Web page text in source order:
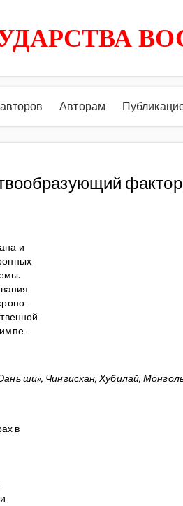
Авторам
и
ши», Чингисхан, Хубилай,
в